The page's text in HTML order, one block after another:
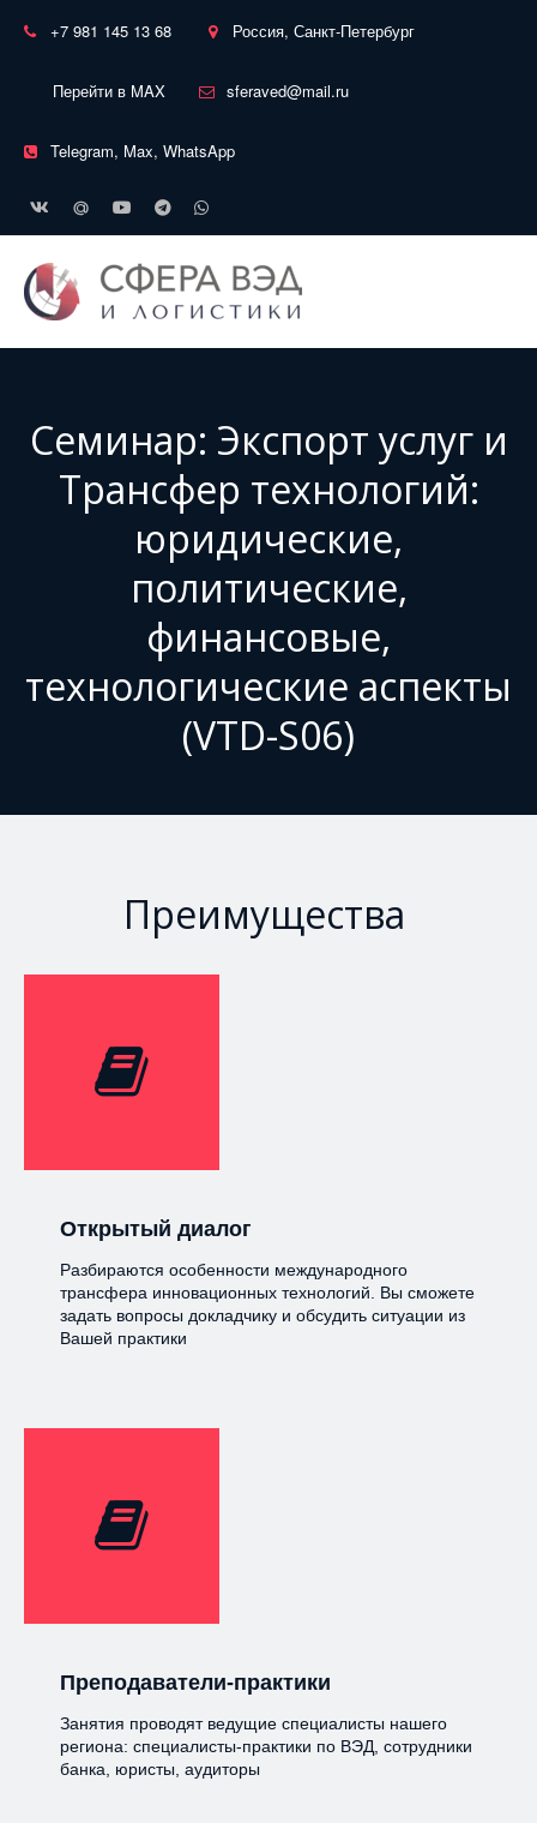
+7 981 145 13 68 Россия, Санкт-Петербург
Перейти в MAX sferaved@mail.ru
Telegram, Max, WhatsApp
Семинар: Экспорт услуг и
Трансфер технологий:
юридические,
политические,
финансовые,
технологические аспекты
(VTD-S06)
Преимущества
Открытый диалог
Разбираются особенности международного
трансфера инновационных технологий. Вы сможете
задать вопросы докладчику и обсудить ситуации из
Вашей практики
Преподаватели-практики
Занятия проводят ведущие специалисты нашего
региона: специалисты-практики по ВЭД, сотрудники
банка, юристы, аудиторы